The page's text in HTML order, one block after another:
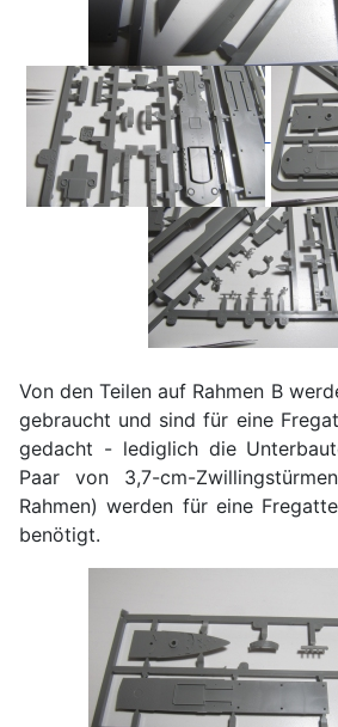
Von den Teilen auf Rahmen B
gebraucht und sind für eine
gedacht - lediglich die
Paar von 3,7-cm-
Rahmen) werden für eine
benötigt.